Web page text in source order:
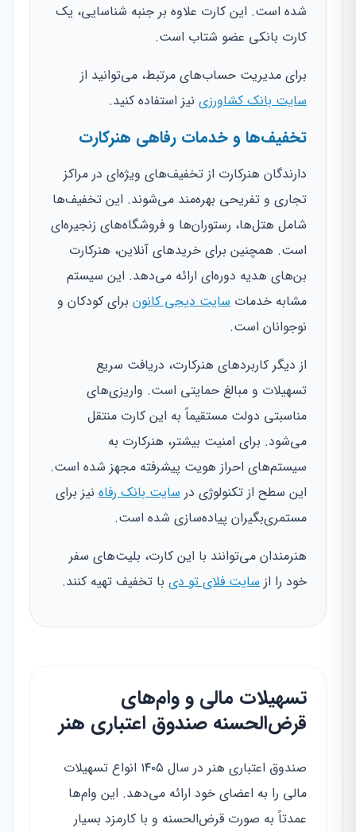
شده است. این کارت علاوه بر جنبه شناسایی، یک
کارت بانکی عضو شتاب است.
برای مدیریت حساب‌های مرتبط، می‌توانید از
سایت بانک کشاورزی نیز استفاده کنید.
تخفیف‌ها و خدمات رفاهی هنرکارت
دارندگان هنرکارت از تخفیف‌های ویژه‌ای در مراکز
تجاری و تفریحی بهره‌مند می‌شوند. این تخفیف‌ها
شامل هتل‌ها، رستوران‌ها و فروشگاه‌های زنجیره‌ای
است. همچنین برای خریدهای آنلاین، هنرکارت
بن‌های هدیه دوره‌ای ارائه می‌دهد. این سیستم
مشابه خدمات سایت دیجی کانون برای کودکان و
نوجوانان است.
از دیگر کاربردهای هنرکارت، دریافت سریع
تسهیلات و مبالغ حمایتی است. واریزی‌های
مناسبتی دولت مستقیماً به این کارت منتقل
می‌شود. برای امنیت بیشتر، هنرکارت به
سیستم‌های احراز هویت پیشرفته مجهز شده است.
این سطح از تکنولوژی در سایت بانک رفاه نیز برای
مستمری‌بگیران پیاده‌سازی شده است.
هنرمندان می‌توانند با این کارت، بلیت‌های سفر
خود را از سایت فلای تو دی با تخفیف تهیه کنند.
تسهیلات مالی و وام‌های
قرض‌الحسنه صندوق اعتباری هنر
صندوق اعتباری هنر در سال ۱۴۰۵ انواع تسهیلات
مالی را به اعضای خود ارائه می‌دهد. این وام‌ها
عمدتاً به صورت قرض‌الحسنه و با کارمزد بسیار